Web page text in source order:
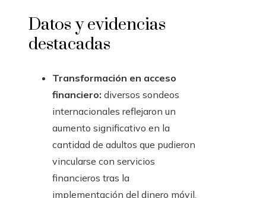
Datos y evidencias
destacadas
Transformación en acceso
financiero: diversos sondeos
internacionales reflejaron un
aumento significativo en la
cantidad de adultos que pudieron
vincularse con servicios
financieros tras la
implementación del dinero móvil.